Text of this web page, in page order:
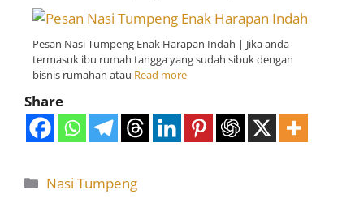
Pesan Nasi Tumpeng Enak Harapan Indah | Jika anda
termasuk ibu rumah tangga yang sudah sibuk dengan
bisnis rumahan atau Read more
Share
Nasi Tumpeng